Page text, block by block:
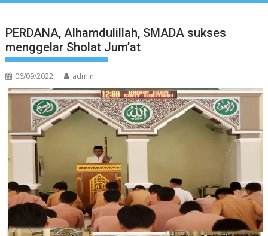
PERDANA, Alhamdulillah, SMADA sukses
menggelar Sholat Jum’at
06/09/2022 admin